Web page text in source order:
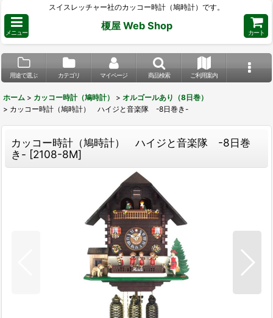
スイスレッチャー社のカッコー時計（鳩時計）です。
メニュー
榎屋 Web Shop
カート
用途で選ぶ カテゴリ マイページ 商品検索 ご利用案内
ホーム > カッコー時計（鳩時計） > オルゴールあり（8日巻）
> カッコー時計（鳩時計） ハイジと音楽隊 -8日巻き-
カッコー時計（鳩時計） ハイジと音楽隊 -8日巻
き- [2108-8M]